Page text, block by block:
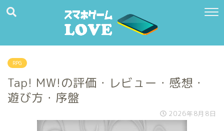
RPG
Tap! MW!の評価・レビュー・感想・
遊び方・序盤
2026年8月8日